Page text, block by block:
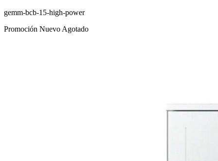
gemm-bcb-15-high-power
Promoción Nuevo Agotado